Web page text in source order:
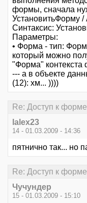
формы, сначала
УстановитьФорму /
Синтаксис:
Параметры:
• Форма - тип:
который можно
"Форма"
--- а в объекте
(12): хм... ))))
Re: Доступ к
lalex23
14 - 01.03.2009 - 14:36
пятнично так... но
Re: Доступ к
Чучундер
15 - 01.03.2009 - 15:10